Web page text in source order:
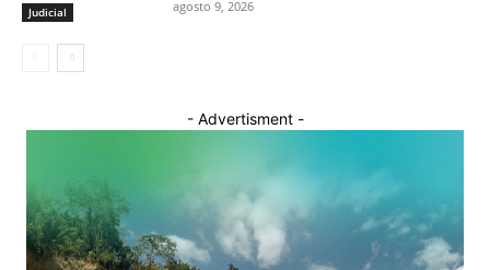
Judicial agosto 9, 2026
- Advertisment -